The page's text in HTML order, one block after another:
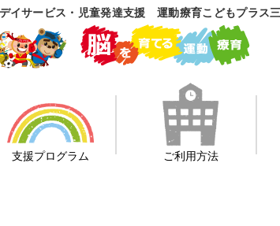
イサービス・児童発達支援 運動療育こどもプラス
支援プログラム ご利用方法